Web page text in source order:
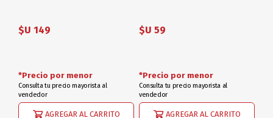
$U 149
AGREGAR AL CARRITO
*Precio por menor
Consulta tu precio mayorista al
vendedor
$U 59
AGREGAR AL CARRITO
*Precio por menor
Consulta tu precio mayorista al
vendedor